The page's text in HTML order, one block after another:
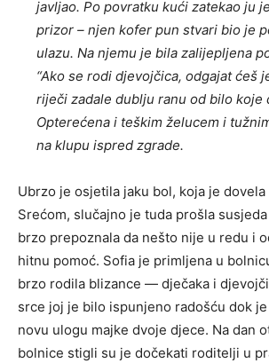
javljao. Po povratku kući zatekao ju
prizor – njen kofer pun stvari bio je
ulazu. Na njemu je bila zalijepljena
“Ako se rodi djevojčica, odgajat ćeš
riječi zadale dublju ranu od bilo koje
Opterećena i teškim želucem i
na klupu ispred zgrade.
Ubrzo je osjetila jaku bol, koja je
Srećom, slučajno je tuda prošla
brzo prepoznala da nešto nije u redu i
hitnu pomoć. Sofia je primljena u
brzo rodila blizance — dječaka i
srce joj je bilo ispunjeno radošću dok
novu ulogu majke dvoje djece. Na dan
bolnice stigli su je dočekati roditelji u